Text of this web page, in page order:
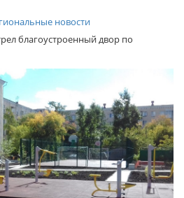
новости
благоустроенный двор по